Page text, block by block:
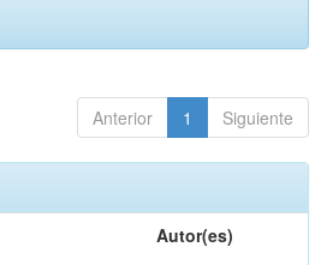
Anterior 1 Siguiente
Autor(es)